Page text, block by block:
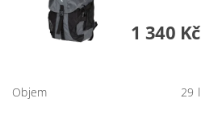
1 340 Kč
Objem 29 l